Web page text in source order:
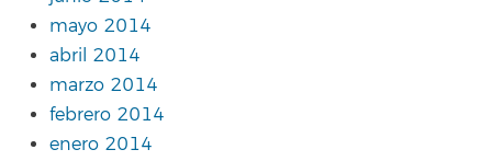
mayo 2014
abril 2014
marzo 2014
febrero 2014
enero 2014